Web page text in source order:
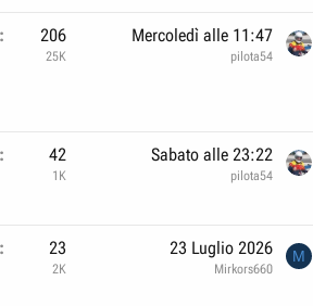
206
25K
Mercoledì alle 11:47
pilota54
42
1K
Sabato alle 23:22
pilota54
23
2K
23 Luglio 2026
Mirkors660
M